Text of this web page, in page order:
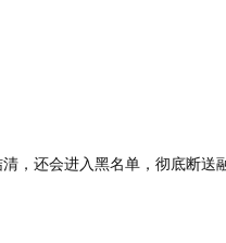
，还会进入黑名单，彻底断送